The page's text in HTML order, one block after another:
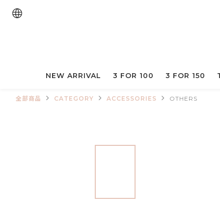
NEW ARRIVAL 3 FOR 100 3 FOR 150
全部商品 CATEGORY ACCESSORIES OTHERS